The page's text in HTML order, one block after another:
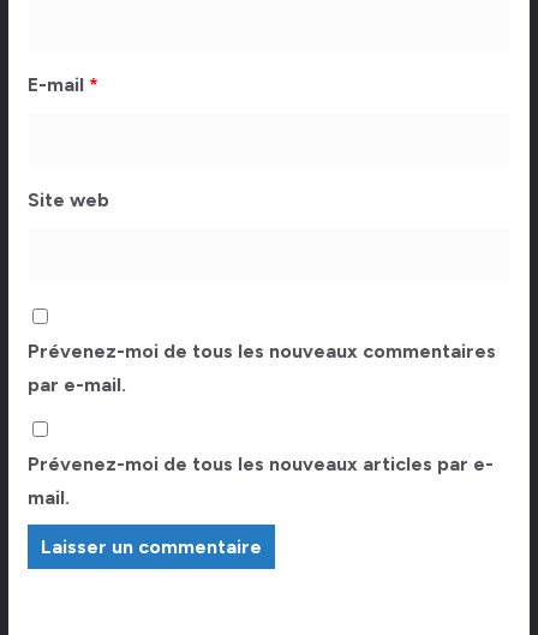
E-mail *
Site web
Prévenez-moi de tous les nouveaux commentaires
par e-mail.
Prévenez-moi de tous les nouveaux articles par e-
mail.